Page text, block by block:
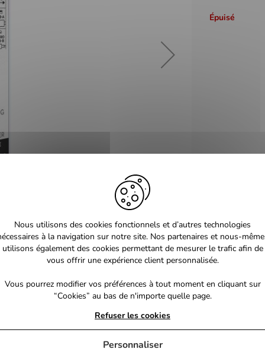
Épuisé
Nous utilisons des cookies fonctionnels et d’autres technologies
à la navigation sur notre site. Nos partenaires et nous-
utilisons également des cookies permettant de mesurer le trafic afin de
vous offrir une expérience client personnalisée.
Vous pourrez modifier vos préférences à tout moment en cliquant sur
“Cookies” au bas de n'importe quelle page.
Refuser les cookies
Personnaliser